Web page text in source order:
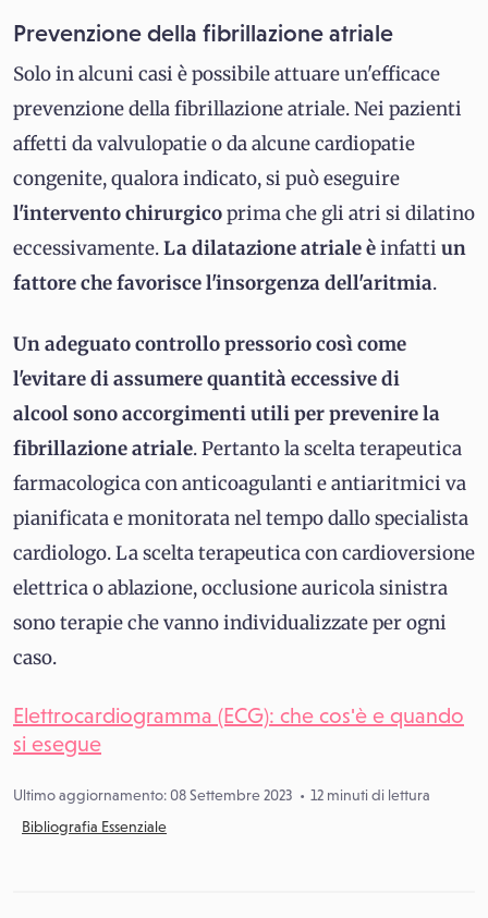
Prevenzione della fibrillazione atriale
Solo in alcuni casi è possibile attuare un'efficace
prevenzione della fibrillazione atriale. Nei pazienti
affetti da valvulopatie o da alcune cardiopatie
congenite, qualora indicato, si può eseguire
l'intervento chirurgicoprima che gli atri si dilatino
eccessivamente.La dilatazione atriale èinfatti un
fattore che favorisce l'insorgenza dell'aritmia.
Un adeguato controllo pressorio così come
l'evitare di assumere quantità eccessive di
alcool sono accorgimenti utili per prevenire la
fibrillazione atriale. Pertanto la scelta terapeutica
farmacologica con anticoagulanti e antiaritmici va
pianificata e monitorata nel tempo dallo specialista
cardiologo. La scelta terapeutica con cardioversione
elettrica o ablazione, occlusione auricola sinistra
sono terapie che vanno individualizzate per ogni
caso.
Elettrocardiogramma (ECG): che cos'è e quando
si esegue
Ultimo aggiornamento: 08 Settembre 2023
12 minuti di lettura
Bibliografia Essenziale